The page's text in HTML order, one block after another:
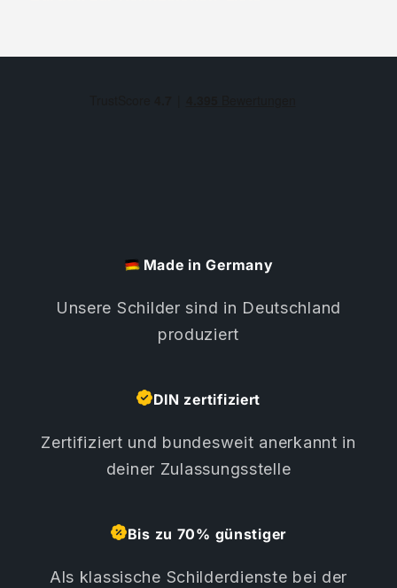
Made in Germany
Unsere Schilder sind in Deutschland
produziert
DIN zertifiziert
Zertifiziert und bundesweit anerkannt in
deiner Zulassungsstelle
Bis zu 70% günstiger
Als klassische Schilderdienste bei der